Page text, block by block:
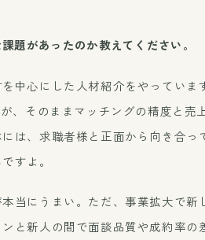
題があったのか教えてください。
中心にした人材紹介をやっていま
、そのままマッチングの精度と売
は、求職者様と正面から向き合っ
すよ。
当にうまい。ただ、事業拡大で新
と新人の間で面談品質や成約率の